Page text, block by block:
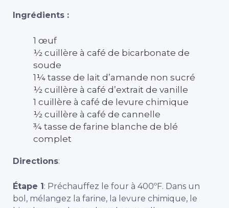
Ingrédients :
1 œuf
½ cuillère à café de bicarbonate de
soude
1¼ tasse de lait d’amande non sucré
½ cuillère à café d’extrait de vanille
1 cuillère à café de levure chimique
½ cuillère à café de cannelle
¾ tasse de farine blanche de blé
complet
Directions:
Étape 1: Préchauffez le four à 400ºF. Dans un
bol, mélangez la farine, la levure chimique, le